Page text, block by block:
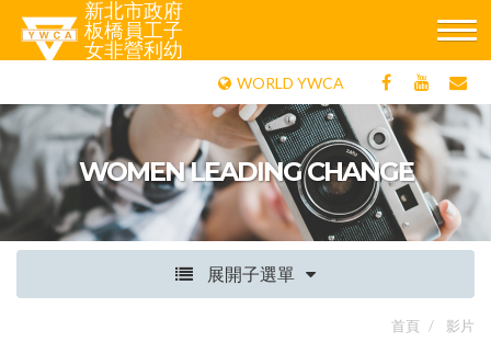
新北市政府
板橋員工子
女非營利幼
WORLD YWCA
WOMEN LEADING CHANGE
展開子選單
首頁 影片